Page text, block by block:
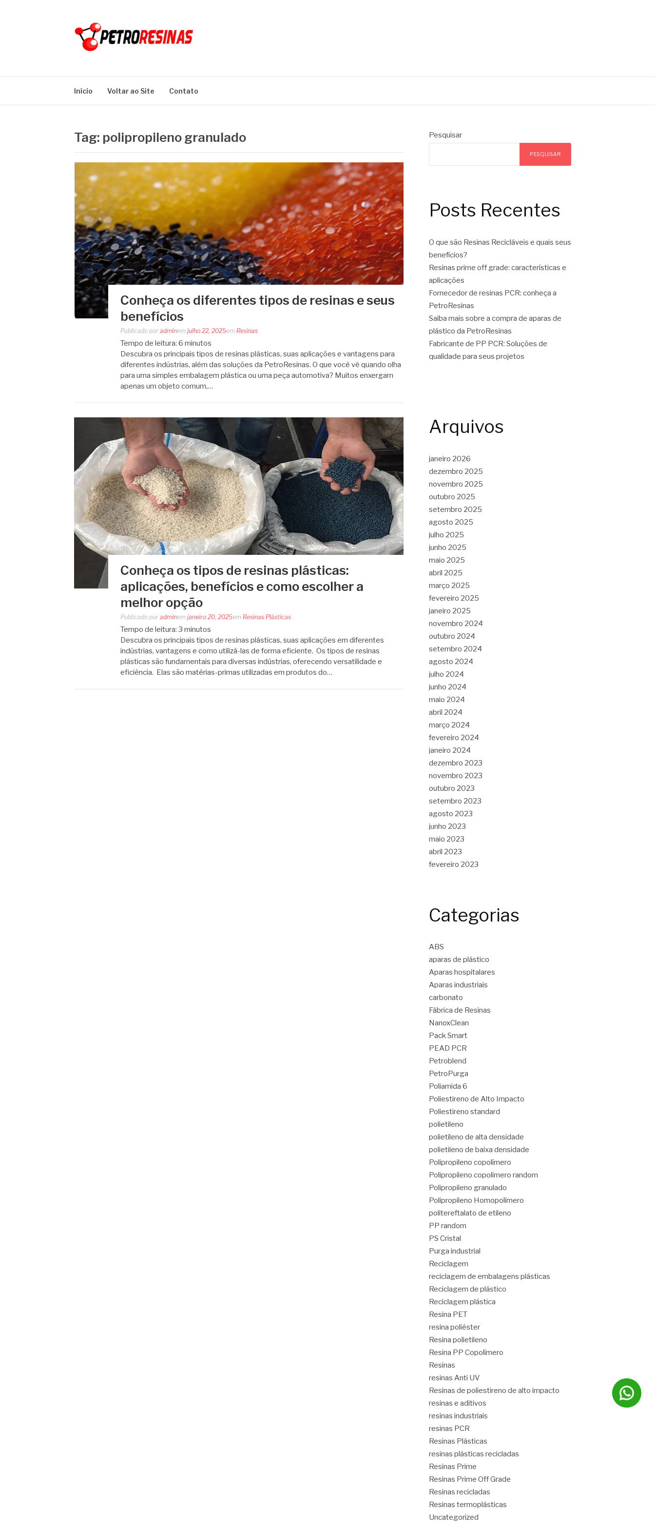
Início Voltar ao Site Contato
Tag: polipropileno granulado
Conheça os diferentes tipos de resinas e seus
benefícios
Publicado por adminem julho 22, 2025em Resinas
Tempo de leitura: 6 minutos
Descubra os principais tipos de resinas plásticas, suas aplicações e vantagens para
diferentes indústrias, além das soluções da PetroResinas. O que você vê quando olha
para uma simples embalagem plástica ou uma peça automotiva? Muitos enxergam
apenas um objeto comum,…
Conheça os tipos de resinas plásticas:
aplicações, benefícios e como escolher a
melhor opção
Publicado por adminem janeiro 20, 2025em Resinas Plásticas
Tempo de leitura: 3 minutos
Descubra os principais tipos de resinas plásticas, suas aplicações em diferentes
indústrias, vantagens e como utilizá-las de forma eficiente. Os tipos de resinas
plásticas são fundamentais para diversas indústrias, oferecendo versatilidade e
eficiência. Elas são matérias-primas utilizadas em produtos do…
Pesquisar
PESQUISAR
Posts Recentes
O que são Resinas Recicláveis e quais seus
benefícios?
Resinas prime off grade: características e
aplicações
Fornecedor de resinas PCR: conheça a
PetroResinas
Saiba mais sobre a compra de aparas de
plástico da PetroResinas
Fabricante de PP PCR: Soluções de
qualidade para seus projetos
Arquivos
janeiro 2026
dezembro 2025
novembro 2025
outubro 2025
setembro 2025
agosto 2025
julho 2025
junho 2025
maio 2025
abril 2025
março 2025
fevereiro 2025
janeiro 2025
novembro 2024
outubro 2024
setembro 2024
agosto 2024
julho 2024
junho 2024
maio 2024
abril 2024
março 2024
fevereiro 2024
janeiro 2024
dezembro 2023
novembro 2023
outubro 2023
setembro 2023
agosto 2023
junho 2023
maio 2023
abril 2023
fevereiro 2023
Categorias
ABS
aparas de plástico
Aparas hospitalares
Aparas industriais
carbonato
Fábrica de Resinas
NanoxClean
Pack Smart
PEAD PCR
Petroblend
PetroPurga
Poliamida 6
Poliestireno de Alto Impacto
Poliestireno standard
polietileno
polietileno de alta densidade
polietileno de baixa densidade
Polipropileno copolímero
Polipropileno copolímero random
Polipropileno granulado
Polipropileno Homopolímero
politereftalato de etileno
PP random
PS Cristal
Purga industrial
Reciclagem
reciclagem de embalagens plásticas
Reciclagem de plástico
Reciclagem plástica
Resina PET
resina poliéster
Resina polietileno
Resina PP Copolímero
Resinas
resinas Anti UV
Resinas de poliestireno de alto impacto
resinas e aditivos
resinas industriais
resinas PCR
Resinas Plásticas
resinas plásticas recicladas
Resinas Prime
Resinas Prime Off Grade
Resinas recicladas
Resinas termoplásticas
Uncategorized